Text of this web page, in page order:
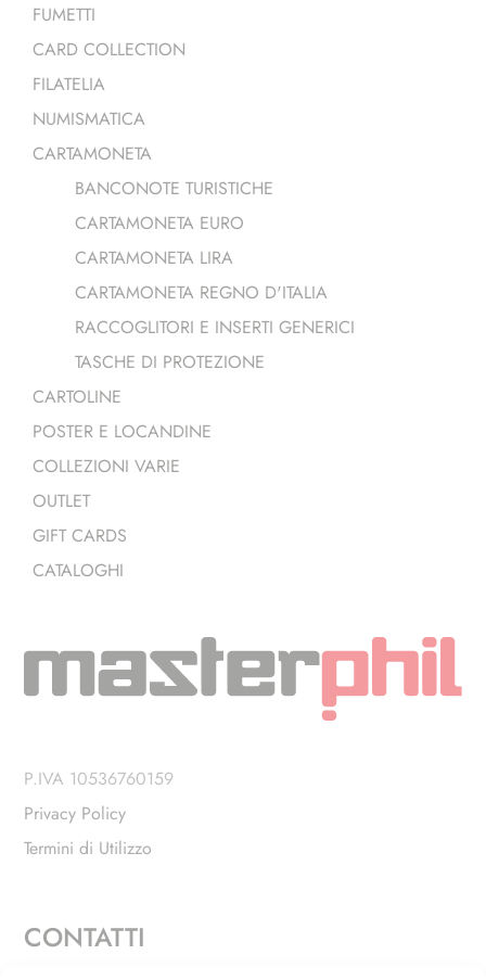
FUMETTI
CARD COLLECTION
FILATELIA
NUMISMATICA
CARTAMONETA
BANCONOTE TURISTICHE
CARTAMONETA EURO
CARTAMONETA LIRA
CARTAMONETA REGNO D'ITALIA
RACCOGLITORI E INSERTI GENERICI
TASCHE DI PROTEZIONE
CARTOLINE
POSTER E LOCANDINE
COLLEZIONI VARIE
OUTLET
GIFT CARDS
CATALOGHI
P.IVA 10536760159
Privacy Policy
Termini di Utilizzo
CONTATTI